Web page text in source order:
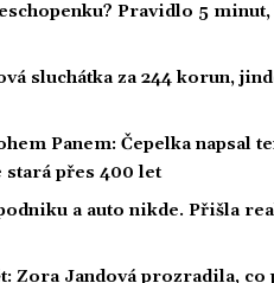
Pravidlo 5
sluchátka za 244 korun,
Panem: Čepelka napsal
přes 400 let
a auto nikde. Přišla
Zora Jandová prozradila, co